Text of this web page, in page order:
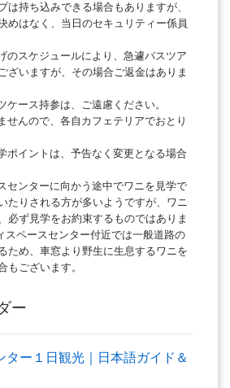
は持ち込みできる場合もありますが、
めはなく、当日のセキュリティー係員
のスケジュールにより、急遽バスツア
ざいますが、その場合ご返金はありま
ケース持参は、ご遠慮ください。
せんので、各自カフェテリアでおとり
ポイントは、予告なく変更となる場合
センターに向かう途中でワニを見学で
たりされる方が多いようですが、ワニ
必ず見学をお約束するものではありま
ペースセンター付近では一般道路の
ため、車窓より野生に生息するワニを
もございます。
ー
ター１日観光｜日本語ガイド＆